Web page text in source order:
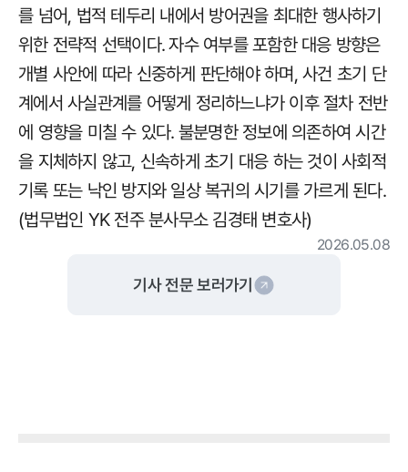
를 넘어, 법적 테두리 내에서 방어권을 최대한 행사하기
위한 전략적 선택이다. 자수 여부를 포함한 대응 방향은
개별 사안에 따라 신중하게 판단해야 하며, 사건 초기 단
계에서 사실관계를 어떻게 정리하느냐가 이후 절차 전반
에 영향을 미칠 수 있다. 불분명한 정보에 의존하여 시간
을 지체하지 않고, 신속하게 초기 대응 하는 것이 사회적
기록 또는 낙인 방지와 일상 복귀의 시기를 가르게 된다.
(법무법인 YK 전주 분사무소 김경태 변호사)
2026.05.08
기사 전문 보러가기